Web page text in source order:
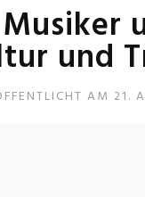
und
AM 21.